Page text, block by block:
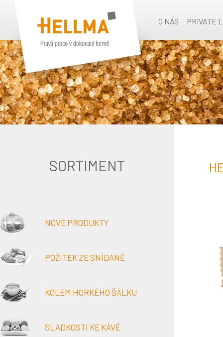
O NÁS PRIVATE
SORTIMENT
NOVÉ PRODUKTY
POŽITEK ZE SNÍDANĚ
KOLEM HORKÉHO ŠÁLKU
SLADKOSTI KE KÁVĚ